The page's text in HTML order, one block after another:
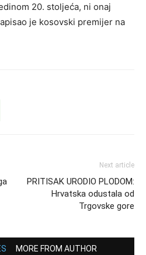
20. stoljeća, ni onaj
je kosovski premijer na
Next article
PRITISAK URODIO PLODOM:
Hrvatska odustala od
Trgovske gore
MORE FROM AUTHOR